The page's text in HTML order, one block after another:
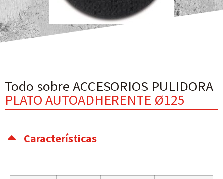
Todo sobre ACCESORIOS PULIDORA
PLATO AUTOADHERENTE Ø125
Características